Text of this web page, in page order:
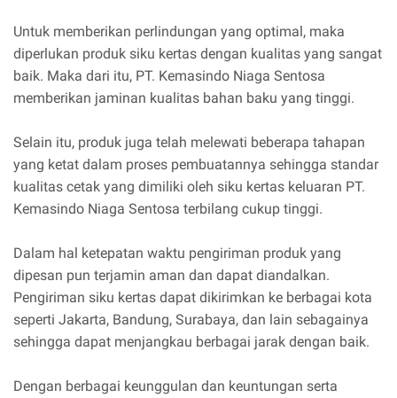
Untuk memberikan perlindungan yang optimal, maka
diperlukan produk siku kertas dengan kualitas yang sangat
baik. Maka dari itu, PT. Kemasindo Niaga Sentosa
memberikan jaminan kualitas bahan baku yang tinggi.
Selain itu, produk juga telah melewati beberapa tahapan
yang ketat dalam proses pembuatannya sehingga standar
kualitas cetak yang dimiliki oleh siku kertas keluaran PT.
Kemasindo Niaga Sentosa terbilang cukup tinggi.
Dalam hal ketepatan waktu pengiriman produk yang
dipesan pun terjamin aman dan dapat diandalkan.
Pengiriman siku kertas dapat dikirimkan ke berbagai kota
seperti Jakarta, Bandung, Surabaya, dan lain sebagainya
sehingga dapat menjangkau berbagai jarak dengan baik.
Dengan berbagai keunggulan dan keuntungan serta